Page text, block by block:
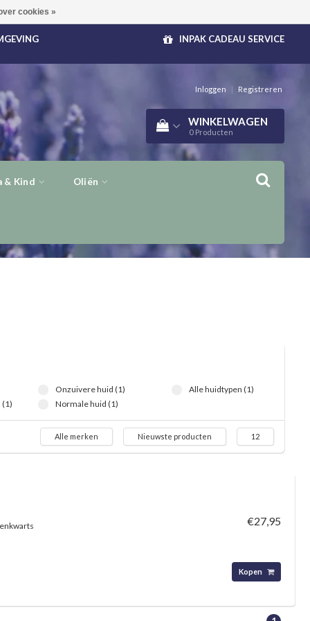
INPAK CADEAU SERVICE
Inloggen | Registreren
WINKELWAGEN
0 Producten
& Kind Oliën
Onzuivere huid (1)
Normale huid (1)
Alle huidtypen (1)
Alle merken Nieuwste producten 12
€27,95
Kopen
cookies »